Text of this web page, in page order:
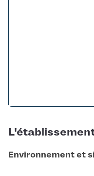
Environnement et